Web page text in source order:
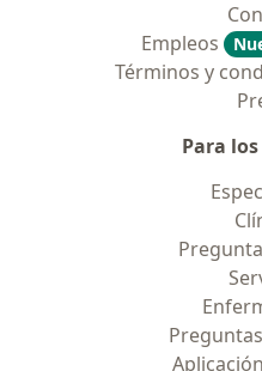
Empleos
Términos y
Para